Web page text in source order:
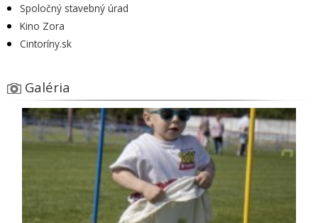
Spoločný stavebný úrad
Kino Zora
Cintoríny.sk
Galéria